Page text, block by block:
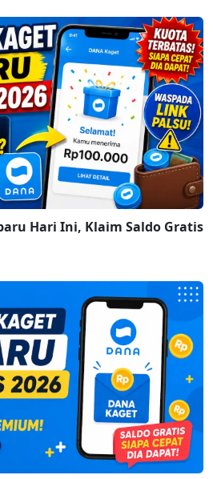
Hari Ini, Klaim Saldo Gratis